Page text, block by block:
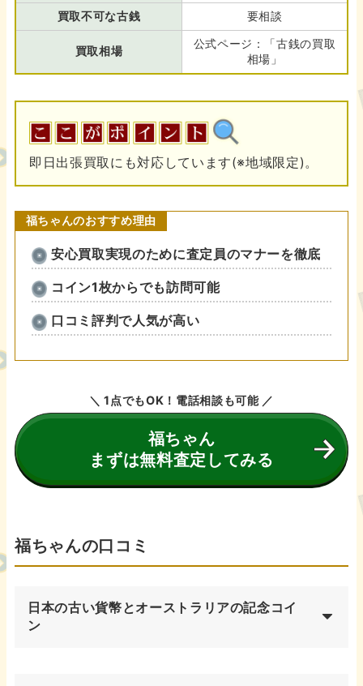
買取不可な古銭
要相談
買取相場
公式ページ：「古銭の買取
相場」
即日出張買取にも対応しています(※地域限定)。
福ちゃんのおすすめ理由
安心買取実現のために査定員のマナーを徹底
コイン1枚からでも訪問可能
口コミ評判で人気が高い
＼ 1点でもOK！電話相談も可能 ／
福ちゃん
まずは無料査定してみる
福ちゃんの口コミ
日本の古い貨幣とオーストラリアの記念コイ
ン